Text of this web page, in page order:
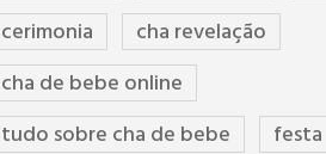
cerimonia
cha revelação
cha de bebe online
tudo sobre cha de bebe
festa